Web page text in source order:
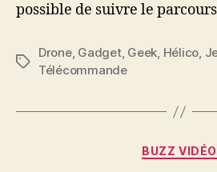
possible de suivre le
Étiquettes
Drone, Gadget, Geek, Hélico,
Télécommande
BUZZ VIDÉO